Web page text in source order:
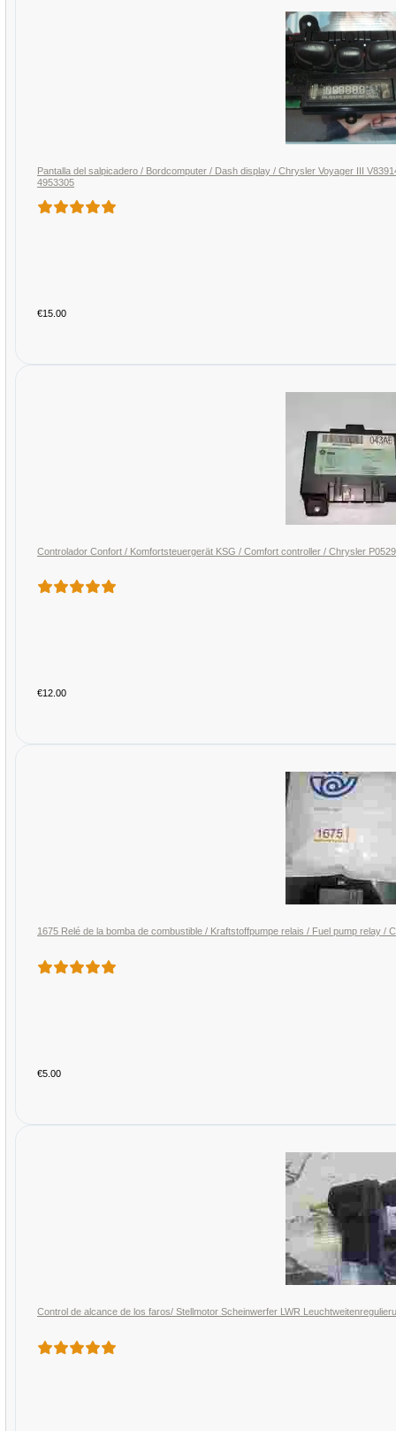
Pantalla del salpicadero / Bordcomputer / Dash display / Chrysler Voyager III
4953305
€15.00
Controlador Confort / Komfortsteuergerät KSG / Comfort controller / Chrysler
€12.00
1675 Relé de la bomba de combustible / Kraftstoffpumpe relais / Fuel pump relay /
€5.00
Control de alcance de los faros/ Stellmotor Scheinwerfer LWR